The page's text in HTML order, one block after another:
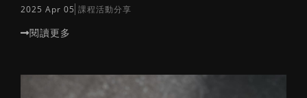
2025 Apr 05 課程活動分享
閱讀更多